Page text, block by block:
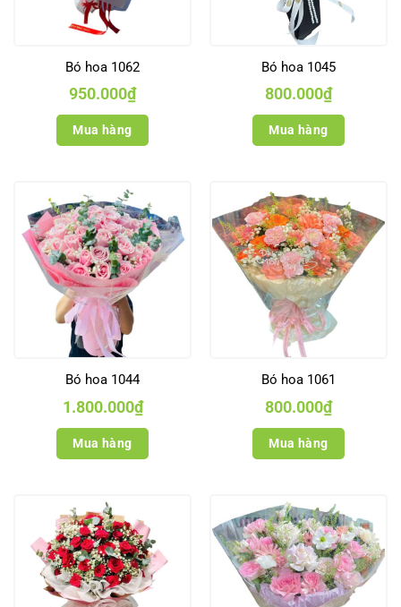
Bó hoa 1062
950.000₫
Mua hàng
Bó hoa 1045
800.000₫
Mua hàng
Bó hoa 1044
1.800.000₫
Mua hàng
Bó hoa 1061
800.000₫
Mua hàng